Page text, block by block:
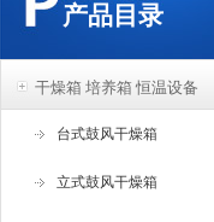
产品目录
干燥箱 培养箱 恒温设备
台式鼓风干燥箱
立式鼓风干燥箱